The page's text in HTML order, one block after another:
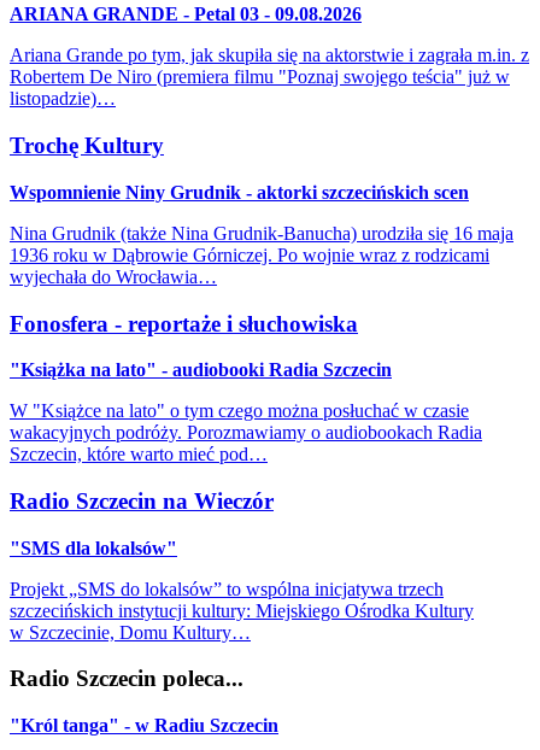
ARIANA GRANDE - Petal 03 - 09.08.2026
Ariana Grande po tym, jak skupiła się na aktorstwie i zagrała m.in. z
Robertem De Niro (premiera filmu "Poznaj swojego teścia" już w
listopadzie)…
Trochę Kultury
Wspomnienie Niny Grudnik - aktorki szczecińskich scen
Nina Grudnik (także Nina Grudnik-Banucha) urodziła się 16 maja
1936 roku w Dąbrowie Górniczej. Po wojnie wraz z rodzicami
wyjechała do Wrocławia…
Fonosfera - reportaże i słuchowiska
"Książka na lato" - audiobooki Radia Szczecin
W "Książce na lato" o tym czego można posłuchać w czasie
wakacyjnych podróży. Porozmawiamy o audiobookach Radia
Szczecin, które warto mieć pod…
Radio Szczecin na Wieczór
"SMS dla lokalsów"
Projekt „SMS do lokalsów” to wspólna inicjatywa trzech
szczecińskich instytucji kultury: Miejskiego Ośrodka Kultury
w Szczecinie, Domu Kultury…
Radio Szczecin poleca...
"Król tanga" - w Radiu Szczecin